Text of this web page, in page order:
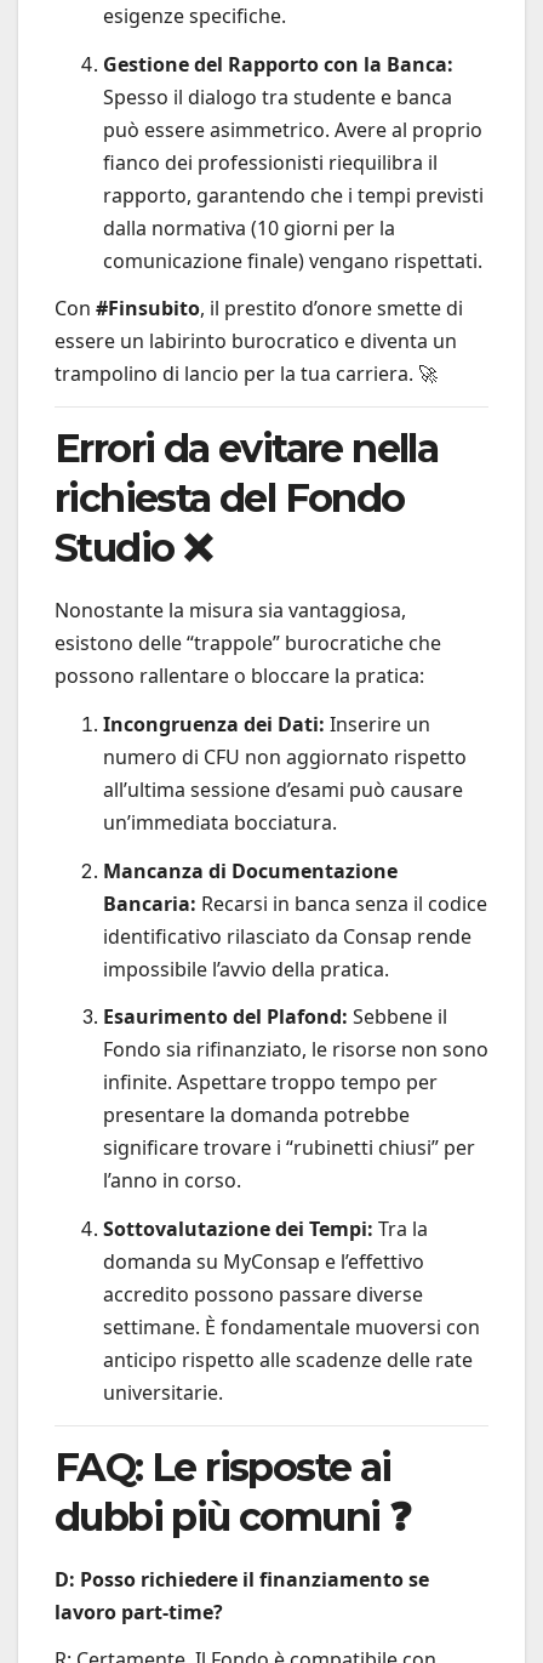
esigenze specifiche.
Gestione del Rapporto con la Banca:
Spesso il dialogo tra studente e banca
può essere asimmetrico. Avere al proprio
fianco dei professionisti riequilibra il
rapporto, garantendo che i tempi previsti
dalla normativa (10 giorni per la
comunicazione finale) vengano rispettati.
Con #Finsubito, il prestito d’onore smette di
essere un labirinto burocratico e diventa un
trampolino di lancio per la tua carriera. 🚀
Errori da evitare nella
richiesta del Fondo
Studio ❌
Nonostante la misura sia vantaggiosa,
esistono delle “trappole” burocratiche che
possono rallentare o bloccare la pratica:
Incongruenza dei Dati: Inserire un
numero di CFU non aggiornato rispetto
all’ultima sessione d’esami può causare
un’immediata bocciatura.
Mancanza di Documentazione
Bancaria: Recarsi in banca senza il codice
identificativo rilasciato da Consap rende
impossibile l’avvio della pratica.
Esaurimento del Plafond: Sebbene il
Fondo sia rifinanziato, le risorse non sono
infinite. Aspettare troppo tempo per
presentare la domanda potrebbe
significare trovare i “rubinetti chiusi” per
l’anno in corso.
Sottovalutazione dei Tempi: Tra la
domanda su MyConsap e l’effettivo
accredito possono passare diverse
settimane. È fondamentale muoversi con
anticipo rispetto alle scadenze delle rate
universitarie.
FAQ: Le risposte ai
dubbi più comuni ❓
D: Posso richiedere il finanziamento se
lavoro part-time?